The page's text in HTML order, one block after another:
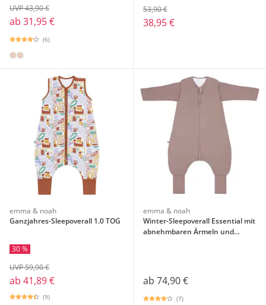
ab 31,95 €
UVP 43,90 €
(6)
53,90 €
38,95 €
emma & noah
Ganzjahres-Sleepoverall 1.0 TOG
30 %
ab 41,89 €
UVP 59,90 €
(9)
emma & noah
Winter-Sleepoverall Essential mit
abnehmbaren Ärmeln und
ab 74,90 €
(7)